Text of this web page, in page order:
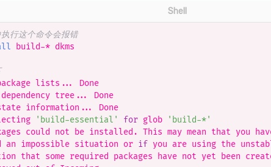
行这个命令会报错
build-* dkms
lists ... Done
tree ... Done
information ... Done
'build-essential' for glob
'build-*'
could not be installed. This may mean that you
an impossible situation or if you are using the
that some required packages have not yet been
Shell